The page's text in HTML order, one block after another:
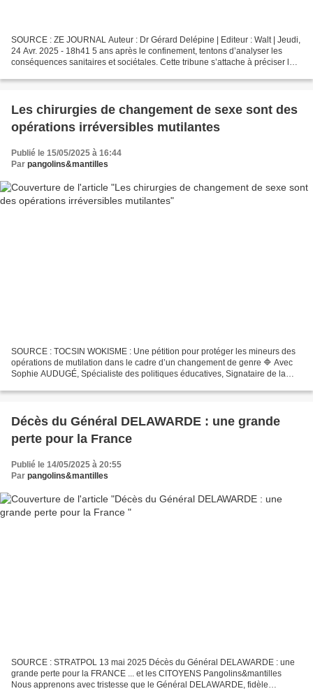
SOURCE : ZE JOURNAL Auteur : Dr Gérard Delépine | Editeur : Walt | Jeudi,
24 Avr. 2025 - 18h41 5 ans après le confinement, tentons d’analyser les
conséquences sanitaires et sociétales. Cette tribune s’attache à préciser le
Les chirurgies de changement de sexe sont des
opérations irréversibles mutilantes
Publié le 15/05/2025 à 16:44
Par pangolins&mantilles
SOURCE : TOCSIN WOKISME : Une pétition pour protéger les mineurs des
opérations de mutilation dans le cadre d’un changement de genre 🔷 Avec
Sophie AUDUGÉ, Spécialiste des politiques éducatives, Signataire de la
Décès du Général DELAWARDE : une grande
perte pour la France
Publié le 14/05/2025 à 20:55
Par pangolins&mantilles
SOURCE : STRATPOL 13 mai 2025 Décès du Général DELAWARDE : une
grande perte pour la FRANCE ... et les CITOYENS Pangolins&mantilles
Nous apprenons avec tristesse que le Général DELAWARDE, fidèle